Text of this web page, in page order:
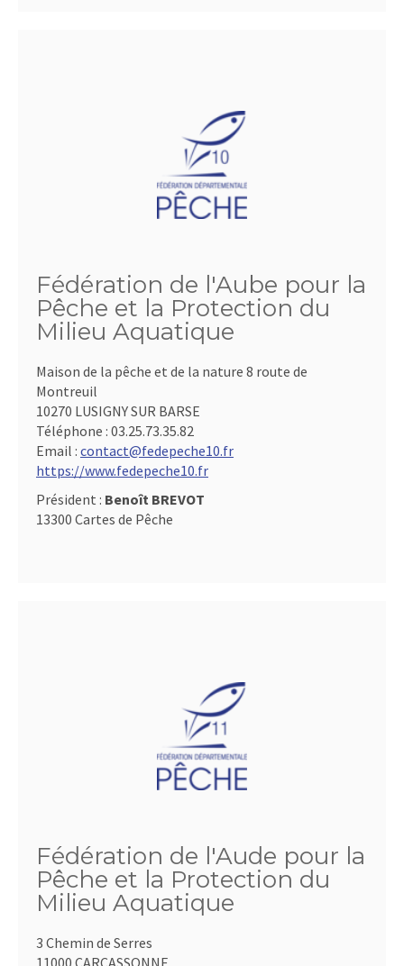
Fédération de l'Aube pour la
Pêche et la Protection du
Milieu Aquatique
Maison de la pêche et de la nature 8 route de
Montreuil
10270 LUSIGNY SUR BARSE
Téléphone : 03.25.73.35.82
Email : contact@fedepeche10.fr
https://www.fedepeche10.fr
Président : Benoît BREVOT
13300 Cartes de Pêche
Fédération de l'Aude pour la
Pêche et la Protection du
Milieu Aquatique
3 Chemin de Serres
11000 CARCASSONNE